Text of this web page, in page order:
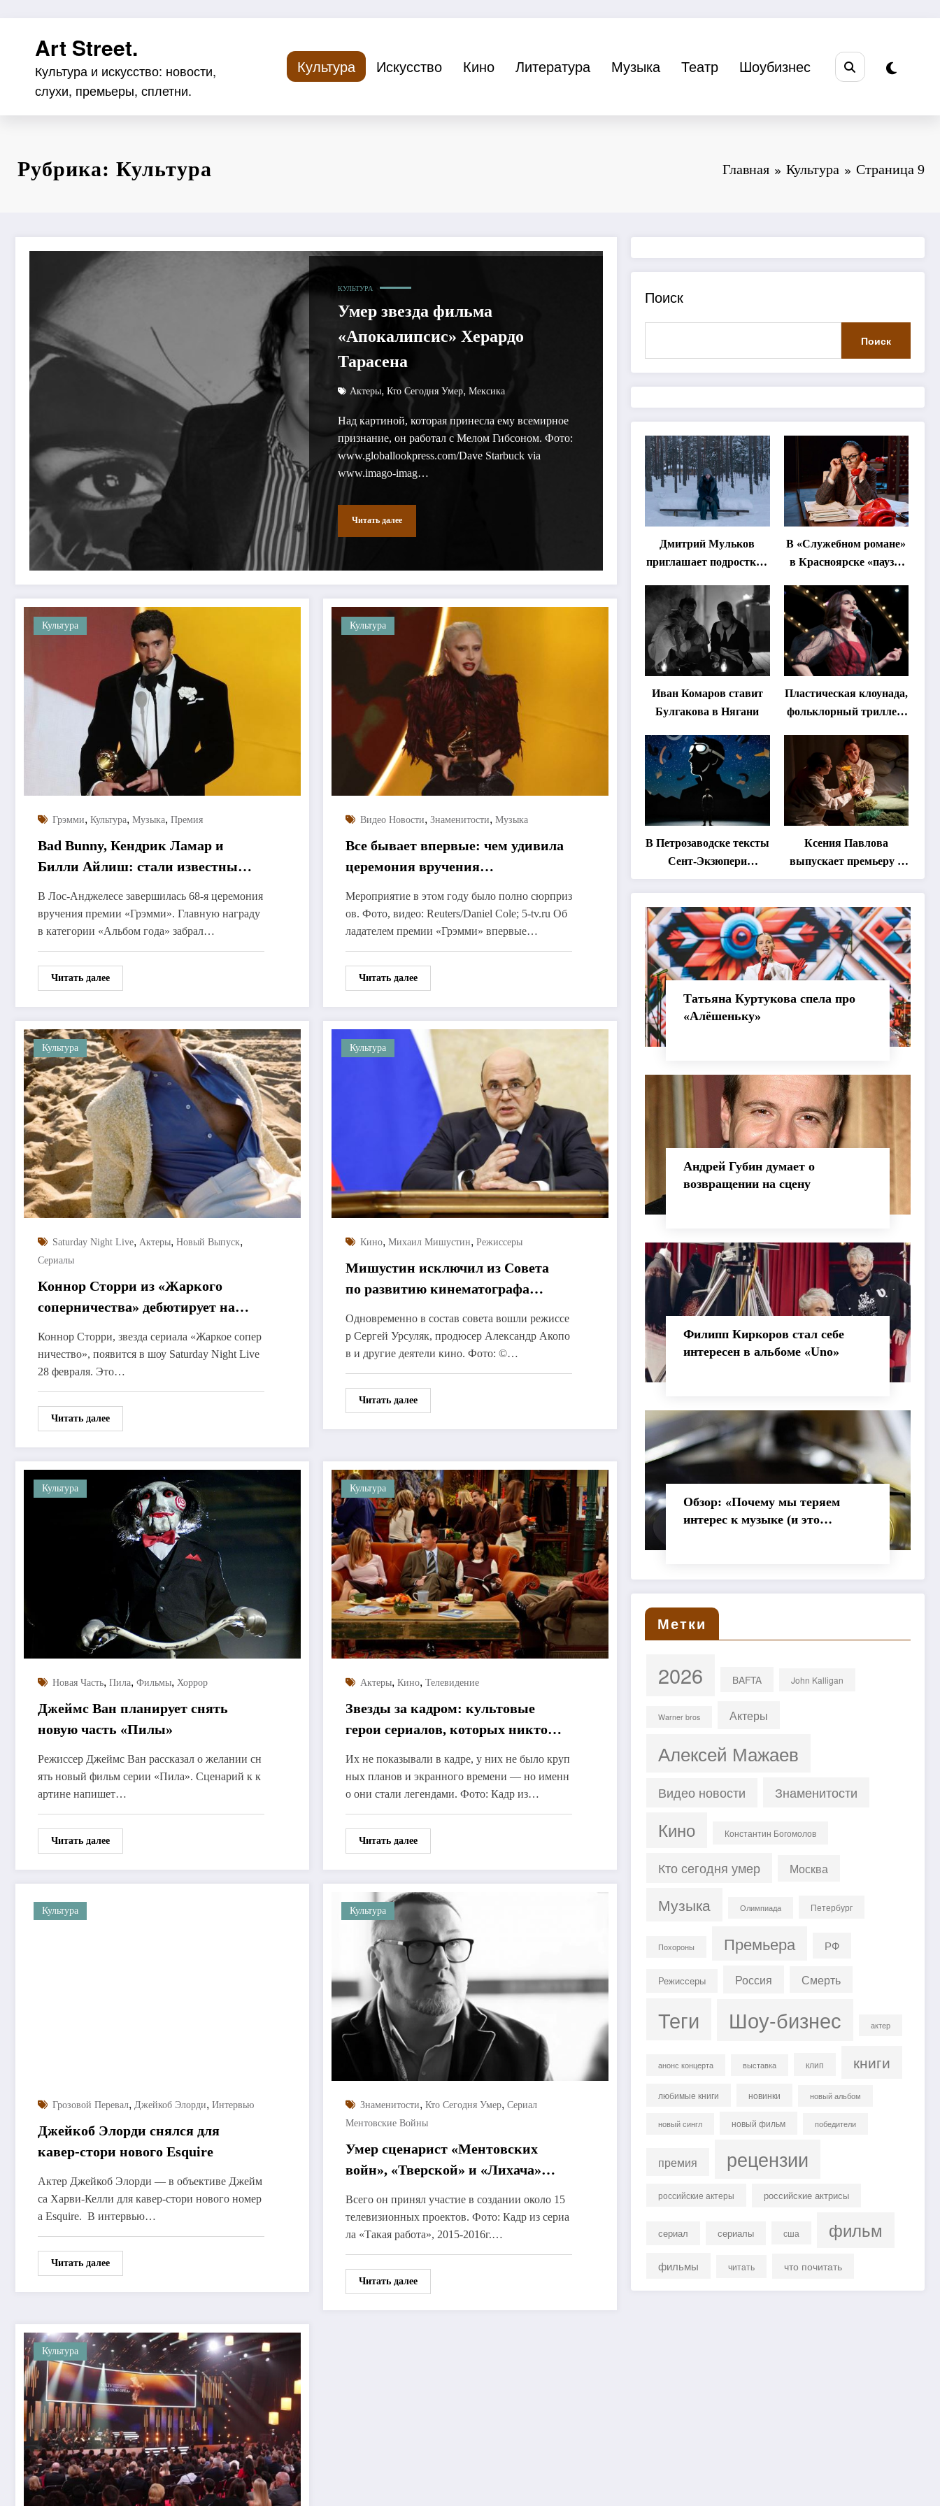
содержимомуArt Street.
Культура и искусство: новости,
слухи, премьеры, сплетни.
Культура Искусство Кино Литература Музыка Театр Шоубизнес
Рубрика: Культура Главная Культура Страница 9
КУЛЬТУРА
Умер звезда фильма
«Апокалипсис» Херардо
Тарасена
Актеры, Кто Сегодня Умер, Мексика
Над картиной, которая принесла ему всемирное
признание, он работал с Мелом Гибсоном. Фото:
www.globallookpress.com/Dave Starbuck via
www.imago-imag…
Читать далее
Культура
Грэмми, Культура, Музыка, Премия
Bad Bunny, Кендрик Ламар и
Билли Айлиш: стали известны
В Лос-Анджелесе завершилась 68-я церемония
вручения премии «Грэмми». Главную награду
в категории «Альбом года» забрал…
Читать далее
Культура
Видео Новости, Знаменитости, Музыка
Все бывает впервые: чем удивила
церемония вручения
Мероприятие в этом году было полно сюрприз
ов. Фото, видео: Reuters/Daniel Cole; 5-tv.ru Об
ладателем премии «Грэмми» впервые…
Читать далее
Культура
Saturday Night Live, Актеры, Новый Выпуск,
Сериалы
Коннор Сторри из «Жаркого
соперничества» дебютирует на
Коннор Сторри, звезда сериала «Жаркое сопер
ничество», появится в шоу Saturday Night Live
28 февраля. Это…
Читать далее
Культура
Кино, Михаил Мишустин, Режиссеры
Мишустин исключил из Совета
по развитию кинематографа
Одновременно в состав совета вошли режиссе
р Сергей Урсуляк, продюсер Александр Акопо
в и другие деятели кино. Фото: ©…
Читать далее
Культура
Новая Часть, Пила, Фильмы, Хоррор
Джеймс Ван планирует снять
новую часть «Пилы»
Режиссер Джеймс Ван рассказал о желании сн
ять новый фильм серии «Пила». Сценарий к к
артине напишет…
Читать далее
Культура
Актеры, Кино, Телевидение
Звезды за кадром: культовые
герои сериалов, которых никто
Их не показывали в кадре, у них не было круп
ных планов и экранного времени — но именн
о они стали легендами. Фото: Кадр из…
Читать далее
Культура
Грозовой Перевал, Джейкоб Элорди, Интервью
Джейкоб Элорди снялся для
кавер-стори нового Esquire
Актер Джейкоб Элорди — в объективе Джейм
са Харви-Келли для кавер-стори нового номер
а Esquire. В интервью…
Читать далее
Культура
Знаменитости, Кто Сегодня Умер, Сериал
Ментовские Войны
Умер сценарист «Ментовских
войн», «Тверской» и «Лихача»
Всего он принял участие в создании около 15
телевизионных проектов. Фото: Кадр из сериа
ла «Такая работа», 2015-2016г.…
Читать далее
Культура
Поиск
Поиск
Дмитрий Мульков
приглашает подростков
«спектакль-
солостальгию»
В «Служебном романе»
в Красноярске «паузы
Иван Комаров ставит
Булгакова в Нягани
Пластическая клоунада,
фольклорный триллер,
Что покажут на втором
этапе фестиваля
«Монокль»
В Петрозаводске тексты
Сент-Экзюпери
переведут на язык
хореографии
Ксения Павлова
выпускает премьеру о
дружбе сурка и
Татьяна Куртукова спела про
«Алёшеньку»
Андрей Губин думает о
возвращении на сцену
Филипп Киркоров стал себе
интересен в альбоме «Uno»
Обзор: «Почему мы теряем
интерес к музыке (и это
Метки
2026 BAFTA John Kalligan
Warner bros Актеры
Алексей Мажаев
Видео новости Знаменитости
Кино Константин Богомолов
Кто сегодня умер Москва
Музыка Олимпиада Петербург
Похороны Премьера РФ
Режиссеры Россия Смерть
Теги Шоу-бизнес актер
анонс концерта выставка клип книги
любимые книги новинки новый альбом
новый сингл новый фильм победители
премия рецензии
российские актеры российские актрисы
сериал сериалы сша фильм
фильмы читать что почитать